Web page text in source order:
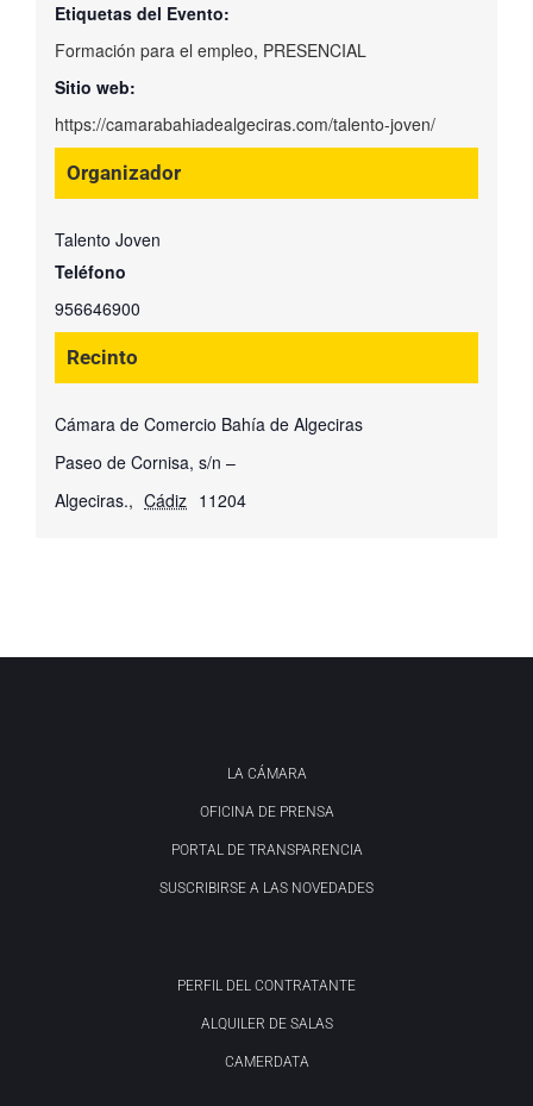
Etiquetas del Evento:
Formación para el empleo, PRESENCIAL
Sitio web:
https://camarabahiadealgeciras.com/talento-joven/
Recinto
Cámara de Comercio Bahía de Algeciras
Paseo de Cornisa, s/n –
Algeciras., Cádiz 11204
Organizador
Talento Joven
Teléfono
956646900
LA CÁMARA
OFICINA DE PRENSA
PORTAL DE TRANSPARENCIA
SUSCRIBIRSE A LAS NOVEDADES
PERFIL DEL CONTRATANTE
ALQUILER DE SALAS
CAMERDATA